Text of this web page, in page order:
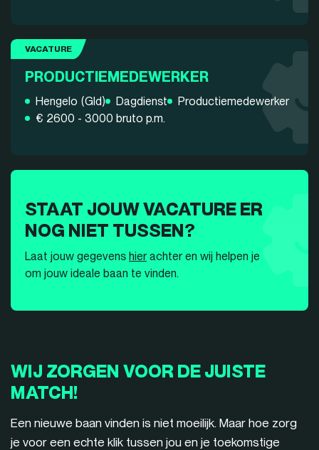
VACATURE
PRODUCTIEMEDEWERKER
Hengelo (Gld) Dagdienst
Productiemedewerker
€ 2600 - 3000 bruto p.m.
STAAT JOUW VACATURE ER
NOG NIET TUSSEN?
Laat jouw gegevens hierachter en wij helpen je
om jouw ideale baan te vinden.
WIJ ZORGEN VOOR DE JUISTE
MATCH!
Een nieuwe baan vinden is niet moeilijk. Maar hoe zorg
je voor een echte klik tussen jou en je toekomstige